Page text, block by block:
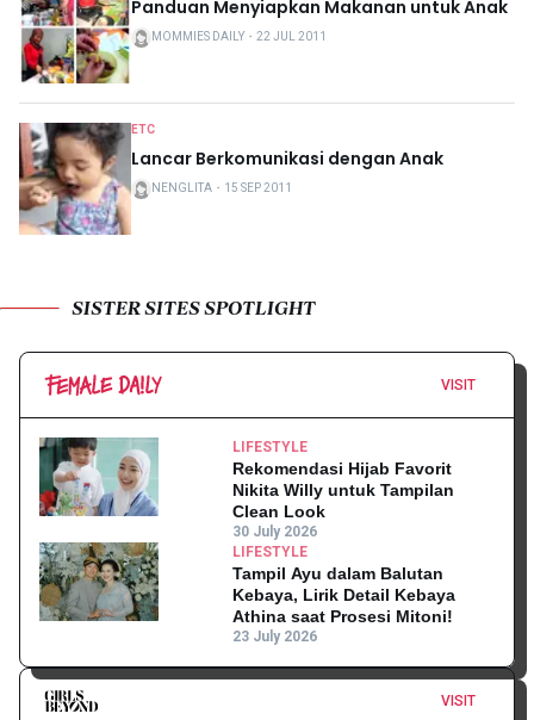
Panduan Menyiapkan Makanan untuk Anak
MOMMIES DAILY ・ 22 JUL 2011
ETC
Lancar Berkomunikasi dengan Anak
NENGLITA ・ 15 SEP 2011
SISTER SITES SPOTLIGHT
VISIT
LIFESTYLE
Rekomendasi Hijab Favorit
Nikita Willy untuk Tampilan
Clean Look
30 July 2026
LIFESTYLE
Tampil Ayu dalam Balutan
Kebaya, Lirik Detail Kebaya
Athina saat Prosesi Mitoni!
23 July 2026
VISIT